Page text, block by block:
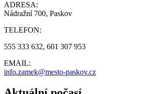
ADRESA:
Nádražní 700, Paskov
TELEFON:
555 333 632, 601 307 953
EMAIL:
info.zamek@mesto-paskov.cz